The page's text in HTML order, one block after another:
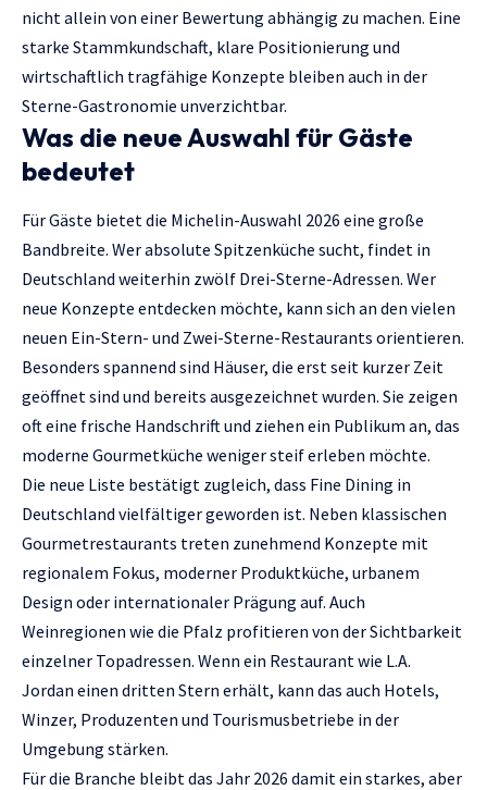
nicht allein von einer Bewertung abhängig zu machen. Eine
starke Stammkundschaft, klare Positionierung und
wirtschaftlich tragfähige Konzepte bleiben auch in der
Sterne-Gastronomie unverzichtbar.
Was die neue Auswahl für Gäste
bedeutet
Für Gäste bietet die Michelin-Auswahl 2026 eine große
Bandbreite. Wer absolute Spitzenküche sucht, findet in
Deutschland weiterhin zwölf Drei-Sterne-Adressen. Wer
neue Konzepte entdecken möchte, kann sich an den vielen
neuen Ein-Stern- und Zwei-Sterne-Restaurants orientieren.
Besonders spannend sind Häuser, die erst seit kurzer Zeit
geöffnet sind und bereits ausgezeichnet wurden. Sie zeigen
oft eine frische Handschrift und ziehen ein Publikum an, das
moderne Gourmetküche weniger steif erleben möchte.
Die neue Liste bestätigt zugleich, dass Fine Dining in
Deutschland vielfältiger geworden ist. Neben klassischen
Gourmetrestaurants treten zunehmend Konzepte mit
regionalem Fokus, moderner Produktküche, urbanem
Design oder internationaler Prägung auf. Auch
Weinregionen wie die Pfalz profitieren von der Sichtbarkeit
einzelner Topadressen. Wenn ein Restaurant wie L.A.
Jordan einen dritten Stern erhält, kann das auch Hotels,
Winzer, Produzenten und Tourismusbetriebe in der
Umgebung stärken.
Für die Branche bleibt das Jahr 2026 damit ein starkes, aber